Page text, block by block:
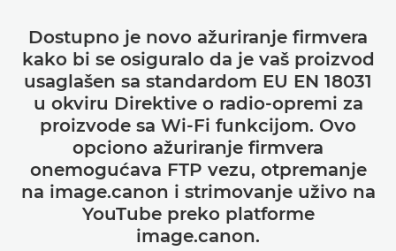
Dostupno je novo ažuriranje firmvera
kako bi se osiguralo da je vaš proizvod
usaglašen sa standardom EU EN 18031
u okviru Direktive o radio-opremi za
proizvode sa Wi-Fi funkcijom. Ovo
opciono ažuriranje firmvera
onemogućava FTP vezu, otpremanje
na image.canon i strimovanje uživo na
YouTube preko platforme
image.canon.